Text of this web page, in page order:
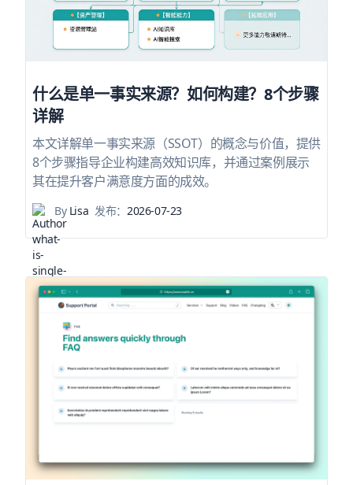
什么是单一事实来源？如何构建？8个步骤
详解
本文详解单一事实来源（SSOT）的概念与价值，提供
8个步骤指导企业构建高效知识库，并通过案例展示
其在提升客户满意度方面的成效。
ByLisa 发布：2026-07-23